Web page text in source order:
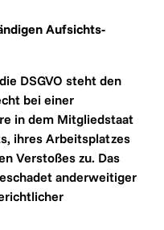
Aufsichts­
DSGVO steht den
bei einer
in dem Mitgliedstaat
ihres Arbeitsplatzes
Verstoßes zu. Das
anderweitiger